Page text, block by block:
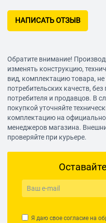
НАПИСАТЬ ОТЗЫВ
Обратите внимание!
изменять конструкцию,
вид, комплектацию товара,
потребительских качеств,
потребителя и продавцов. В
покупкой уточняйте
комплектацию на
менеджеров магазина.
проверяйте при курьере.
Я даю свое согласие на